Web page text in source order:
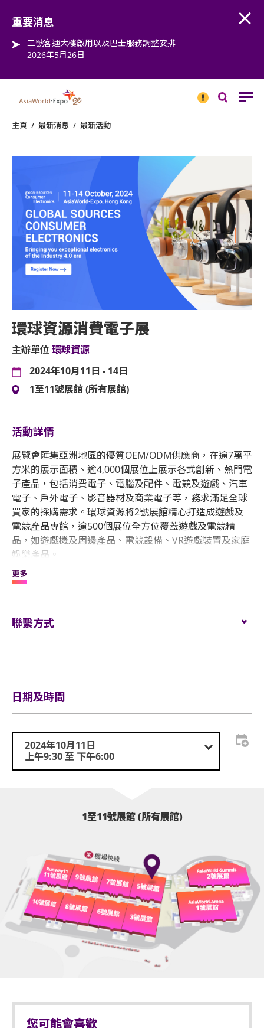
重要消息
二號客運大樓啟用以及巴士服務調整安排
2026年5月26日
消息
主頁 / 最新消息 / 最新活動
環球資源消費電子展
主辦單位 環球資源
2024年10月11日 - 14日
1至11號展館 (所有展館)
活動詳情
展覽會匯集亞洲地區的優質OEM/ODM供應商，在逾7萬平
方米的展示面積、逾4,000個展位上展示各式創新、熱門電
子產品，包括消費電子、電腦及配件、電競及遊戲、汽車
電子、戶外電子、影音器材及商業電子等，務求滿足全球
買家的採購需求。環球資源將2號展館精心打造成遊戲及
電競產品專館，逾500個展位全方位覆蓋遊戲及電競精
品，如遊戲機及周邊產品、電競設備、VR遊戲裝置及家庭
娛樂產品。
此外，現場匯集了新品發布會、環球資源創新大獎及遊戲
更多
聯繫方式
OS_HK_TopNav
日期及時間
2024年10月11日
上午9:30 至 下午6:00
1至11號展館 (所有展館)
您可能會喜歡